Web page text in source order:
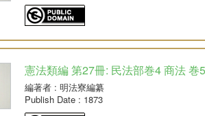
憲法類編 第27冊: 民法部巻4 商法 巻
編著者: 明法寮編纂
Publish Date: 1873